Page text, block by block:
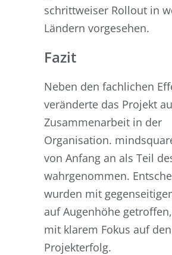
schrittweiser Rollout in
Ländern vorgesehen.
Fazit
Neben den fachlichen
veränderte das Projekt
Zusammenarbeit in der
Organisation.
von Anfang an als Teil
wahrgenommen.
wurden mit
auf Augenhöhe
mit klarem Fokus auf den
Projekterfolg.